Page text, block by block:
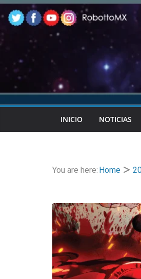
Skip
to
content
INICIO NOTICIAS
You are here: Home